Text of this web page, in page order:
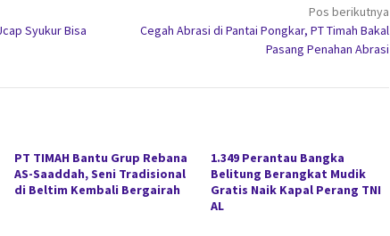
Syukur Bisa
Pos berikutnya
Cegah Abrasi di Pantai Pongkar, PT Timah Bakal
Pasang Penahan Abrasi
PT TIMAH Bantu Grup Rebana
AS-Saaddah, Seni Tradisional
di Beltim Kembali Bergairah
1.349 Perantau Bangka
Belitung Berangkat Mudik
Gratis Naik Kapal Perang TNI
AL